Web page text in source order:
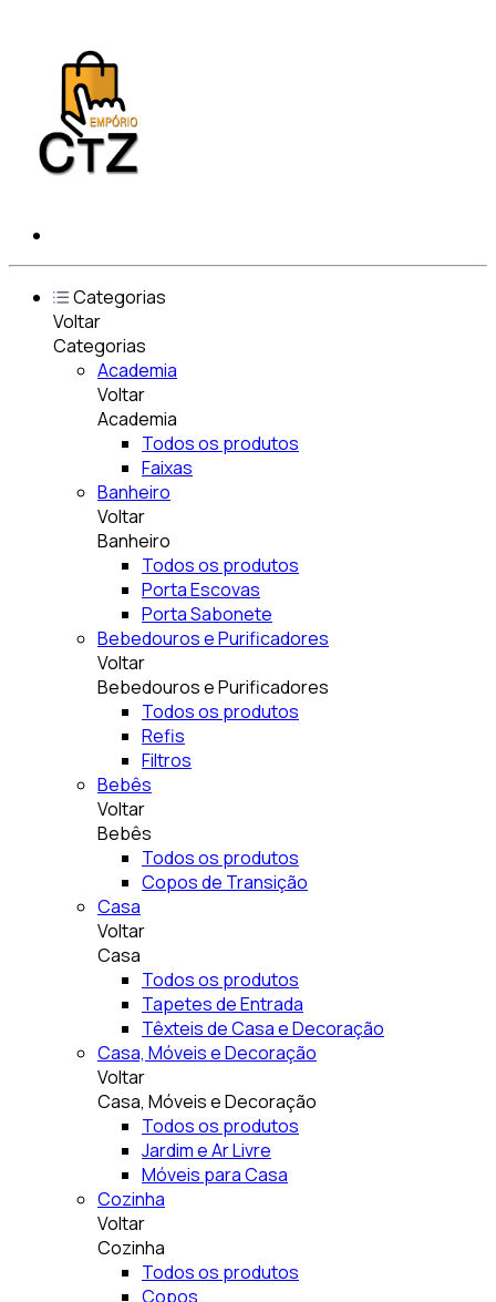
Categorias
Voltar
Categorias
Academia
Voltar
Academia
Todos os produtos
Faixas
Banheiro
Voltar
Banheiro
Todos os produtos
Porta Escovas
Porta Sabonete
Bebedouros e Purificadores
Voltar
Bebedouros e Purificadores
Todos os produtos
Refis
Filtros
Bebês
Voltar
Bebês
Todos os produtos
Copos de Transição
Casa
Voltar
Casa
Todos os produtos
Tapetes de Entrada
Têxteis de Casa e Decoração
Casa, Móveis e Decoração
Voltar
Casa, Móveis e Decoração
Todos os produtos
Jardim e Ar Livre
Móveis para Casa
Cozinha
Voltar
Cozinha
Todos os produtos
Copos